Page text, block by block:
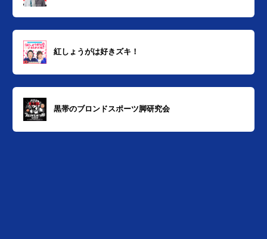
紅しょうがは好きズキ！
黒帯のブロンドスポーツ脚研究会